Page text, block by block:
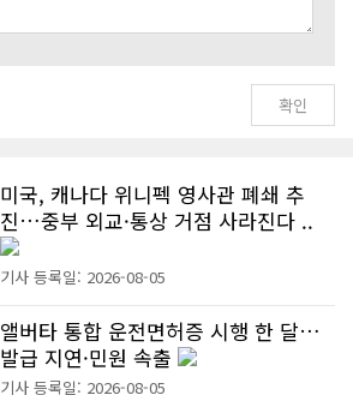
미국, 캐나다 위니펙 영사관 폐쇄 추
진…중부 외교·통상 거점 사라진다 ..
기사 등록일: 2026-08-05
앨버타 통합 운전면허증 시행 한 달…
발급 지연·민원 속출
기사 등록일: 2026-08-05